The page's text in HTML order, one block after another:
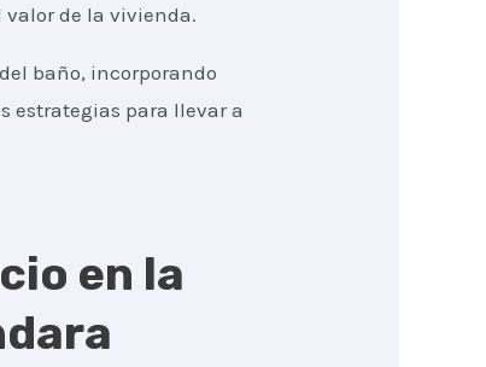
de la vivienda.
baño, incorporando
estrategias para llevar a
en la